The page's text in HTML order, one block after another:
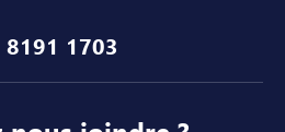
8191 1703